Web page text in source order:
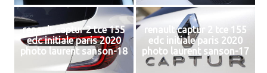
renault captur 2 tce 155
edc initiale paris 2020
photo laurent sanson-18
renault captur 2 tce 155
edc initiale paris 2020
photo laurent sanson-17